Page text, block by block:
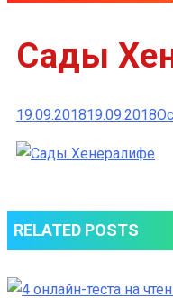
Сады
19.09.201819.09.2018
RELATED POSTS